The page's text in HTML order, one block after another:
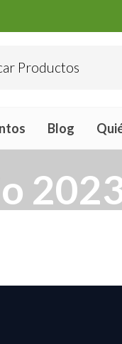
Blog